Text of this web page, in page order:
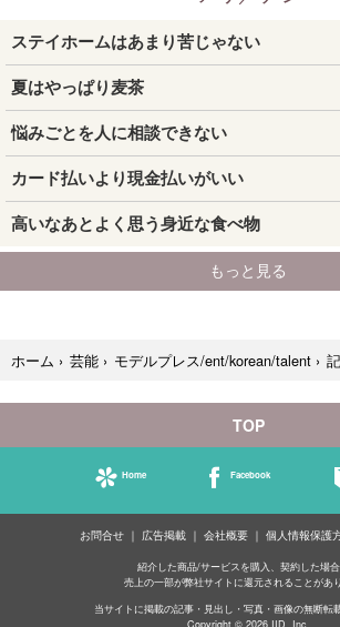
ホーム › 芸能 › モデルプレス/ent/korean/talent ›
TOP
Home Facebook
お問合せ 広告掲載 会社概要 個人情報保護
紹介した商品/サービスを購入、契約した場合
売上の一部が弊社サイトに還元されることがあり
当サイトに掲載の記事・見出し・写真・画像の無断転